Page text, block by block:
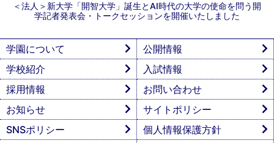
＜法人＞新大学「開智大学」誕生とAI時代の大学の使命を問う開
学記者発表会・トークセッションを開催いたしました
学園について
公開情報
学校紹介
入試情報
採用情報
お問い合わせ
お知らせ
サイトポリシー
SNSポリシー
個人情報保護方針